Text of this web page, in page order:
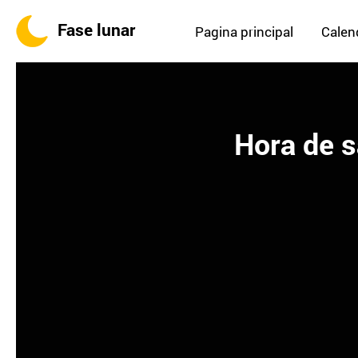
Fase lunar Pagina principal
Hora de